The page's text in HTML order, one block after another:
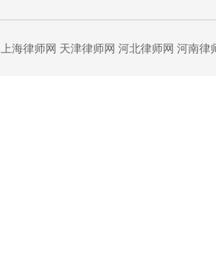
上海律师网 天津律师网 河北律师网 河南律